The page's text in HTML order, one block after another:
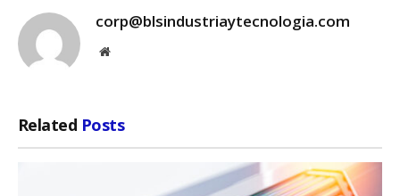
corp@blsindustriaytecnologia.com
Website
Related Posts